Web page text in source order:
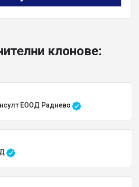
клонове:
ЕООД Раднево